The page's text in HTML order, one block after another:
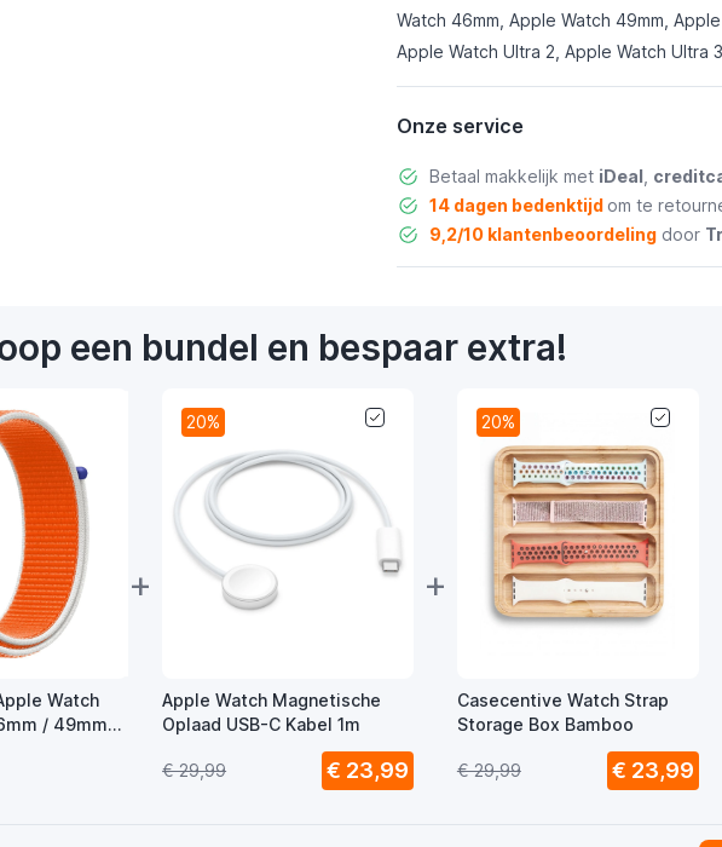
Watch 46mm, Apple Watch 49mm,
Apple Watch Ultra 2, Apple Watch Ultra 3
Onze service
Betaal makkelijk met iDeal
14 dagen bedenktijd om te
9,2/10 klantenbeoordelingdoor
een bundel en bespaar extra!
Watch
/ 49mm
+
20%
Apple Watch Magnetische
Oplaad USB-C Kabel 1m
€ 29,99 € 23,99
+
20%
Casecentive Watch Strap
Storage Box Bamboo
€ 29,99 € 23,99